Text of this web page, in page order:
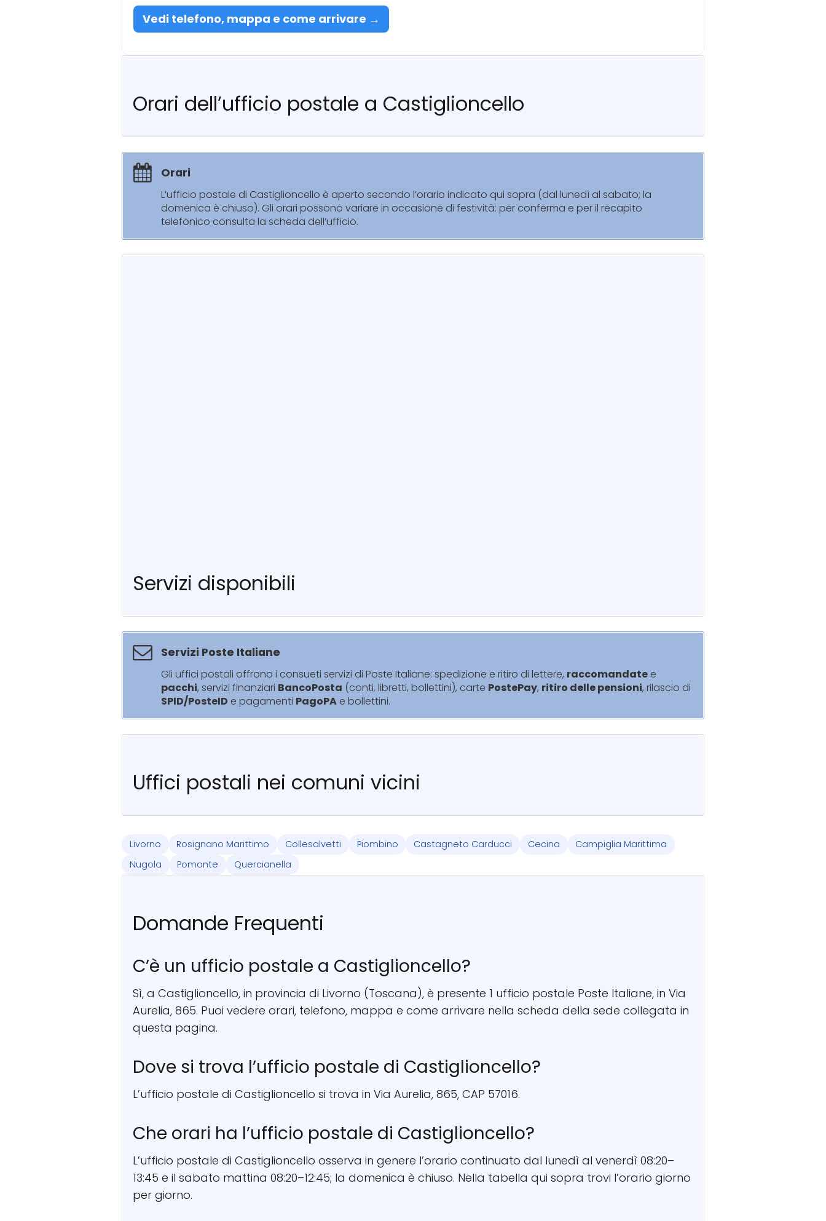
Vedi telefono, mappa e come arrivare →
Orari dell’ufficio postale a Castiglioncello
Orari
L’ufficio postale di Castiglioncello è aperto secondo l’orario indicato qui sopra (dal lunedì al sabato; la
domenica è chiuso). Gli orari possono variare in occasione di festività: per conferma e per il recapito
telefonico consulta la scheda dell’ufficio.
Servizi disponibili
Servizi Poste Italiane
Gli uffici postali offrono i consueti servizi di Poste Italiane: spedizione e ritiro di lettere, raccomandate e
pacchi, servizi finanziari BancoPosta (conti, libretti, bollettini), carte PostePay, ritiro delle pensioni, rilascio di
SPID/PosteID e pagamenti PagoPA e bollettini.
Uffici postali nei comuni vicini
Livorno Rosignano Marittimo Collesalvetti Piombino Castagneto Carducci Cecina
Campiglia Marittima
Nugola
Pomonte Quercianella
Domande Frequenti
C’è un ufficio postale a Castiglioncello?
Sì, a Castiglioncello, in provincia di Livorno (Toscana), è presente 1 ufficio postale Poste Italiane, in Via
Aurelia, 865. Puoi vedere orari, telefono, mappa e come arrivare nella scheda della sede collegata in
questa pagina.
Dove si trova l’ufficio postale di Castiglioncello?
L’ufficio postale di Castiglioncello si trova in Via Aurelia, 865, CAP 57016.
Che orari ha l’ufficio postale di Castiglioncello?
L’ufficio postale di Castiglioncello osserva in genere l’orario continuato dal lunedì al venerdì 08:20–
13:45 e il sabato mattina 08:20–12:45; la domenica è chiuso. Nella tabella qui sopra trovi l’orario giorno
per giorno.